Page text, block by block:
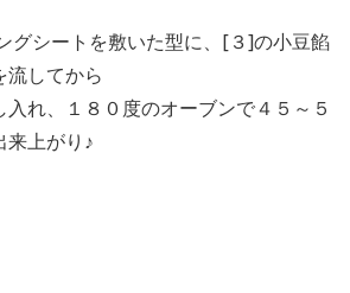
グシートを敷いた型に、[３]の小豆餡
流してから
れ、１８０度のオーブンで４５～５
来上がり♪